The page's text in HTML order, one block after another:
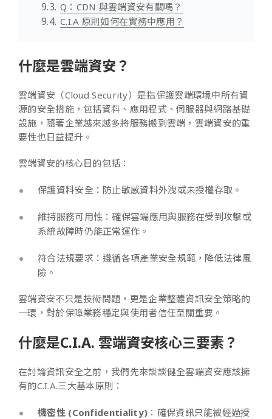
Q：CDN 與雲端資安有關嗎？
C.I.A 原則如何在實務中應用？
什麼是雲端資安？
雲端資安（Cloud Security）是指保護雲端環境中所有資
源的安全措施，包括資料、應用程式、伺服器與網路基礎
設施，隨著企業越來越多將服務搬到雲端，雲端資安的重
要性也日益提升。
雲端資安的核心目的包括：
保護資料安全：防止敏感資料外洩或未授權存取。
維持服務可用性：確保雲端應用與服務在受到攻擊或
系統故障時仍能正常運作。
符合法規要求：遵循各項產業安全規範，降低法律風
險。
雲端資安不只是技術問題，更是企業整體資訊安全策略的
一環，對於保障業務穩定與使用者信任至關重要。
什麼是C.I.A. 雲端資安核心三要素？
在討論資訊安全之前，我們先來談談健全雲端資安應該擁
有的C.I.A.三大基本原則：
機密性 (Confidentiality) ：確保資訊只能被經過授